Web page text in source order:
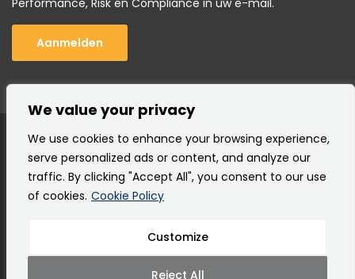
We value your privacy
We use cookies to enhance your browsing experience,
serve personalized ads or content, and analyze our
traffic. By clicking "Accept All", you consent to our use
of cookies. Cookie Policy
Customize
Reject All
Performance, Risk en Compliance in uw e-mail.
Aanmelden
2026 Corporater AS |
voorbehouden.